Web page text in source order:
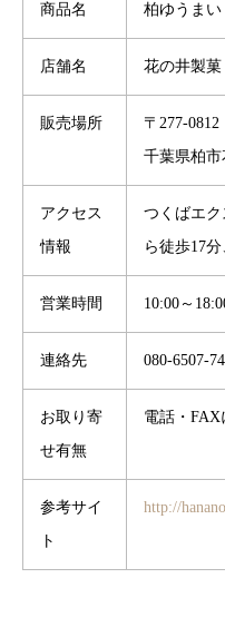
商品名 柏ゆうまい
店舗名 花の井製菓
販売場所
〒277-0812
千葉県柏市
アクセス
情報
つくばエ
ら徒歩17
営業時間 10:00～
連絡先 080-6507-
お取り寄
せ有無
電話・
参考サイ
ト
http://